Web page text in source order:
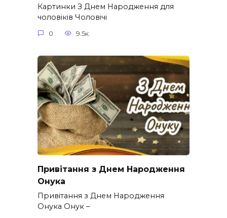
Картинки З Днем Народження для
чоловіків​ Чоловічі
0 9.5к.
Привітання з Днем Народження
Онука
Привітання з Днем Народження
Онука Онук –